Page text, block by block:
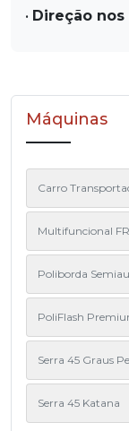
• Direção
Máquinas
Carro
Multifuncional
Poliborda
PoliFlash
Serra 45 Graus
Serra 45 Katana